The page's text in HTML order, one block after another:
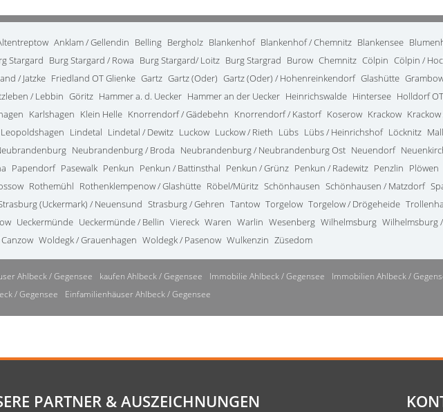
Anklam / Gellendin Belling Bergholz Blankenhof Blankenhof / Chemnitz Blankensee
Stargard Burg Stargard / Rowa Burg Stargard/ Loitz Burg Stargrad Burow Chemnitz Cölpin Cölpin /
/ Jatzke Friedland OT Glienke Gartz Gartz (Oder) Gartz (Oder) / Hohenreinkendorf Glashütte
/ Lebbin Göritz Hammer a. d. Uecker Hammer an der Uecker Heinrichswalde Hintersee Holldorf
Karlshagen Klein Helle Knorrendorf / Gädebehn Knorrendorf / Kastorf Koserow Krackow
Leopoldshagen Lindetal Lindetal / Dewitz Luckow Luckow / Rieth Lübs Lübs / Heinrichshof Löcknitz
Neubrandenburg / Broda Neubrandenburg / Neubrandenburg Ost Neuendorf
Papendorf Pasewalk Penkun Penkun / Battinsthal Penkun / Grünz Penkun / Radewitz Penzlin Plöwen
Rothemühl Rothenklempenow / Glashütte Röbel/Müritz Schönhausen Schönhausen / Matzdorf
(Uckermark) / Neuensund Strasburg / Gehren Tantow Torgelow Torgelow / Drögeheide
Ueckermünde Ueckermünde / Bellin Viereck Waren Warlin Wesenberg Wilhelmsburg Wilhelmsburg
Woldegk / Grauenhagen Woldegk / Pasenow Wulkenzin Züsedom
Ahlbeck / Gegensee kaufen Ahlbeck / Gegensee Immobilie Ahlbeck / Gegensee Immobilien Ahlbeck /
/ Gegensee Einfamilienhäuser Ahlbeck / Gegensee
PARTNER & AUSZEICHNUNGEN